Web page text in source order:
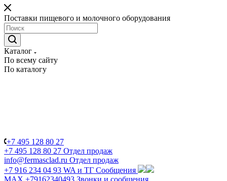
Поставки пищевого и молочного оборудования
Каталог
По всему сайту
По каталогу
+7 495 128 80 27
+7 495 128 80 27 Отдел продаж
info@fermasclad.ru Отдел продаж
+7 916 234 04 93 WA и ТГ Сообщения
MAX +79162340493 Звонки и сообщения